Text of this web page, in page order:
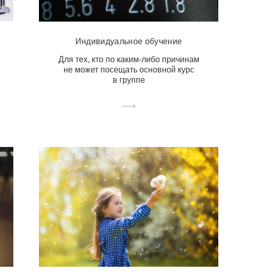
Индивидуальное обучение
Для тех, кто по каким-либо причинам
не может посещать основной курс
в группе